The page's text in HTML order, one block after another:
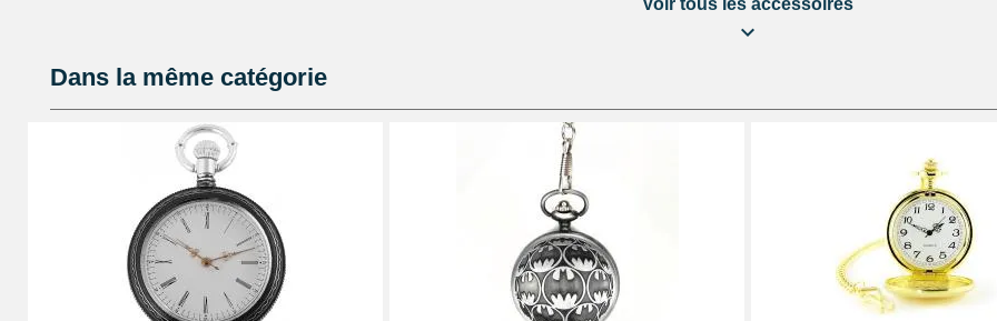
Chainette gousset ou portfeuille 30 cm doré
3,90 €
Chaine montre gousset noire 30 cm
3,90 €
Voir tous les accessoires
Dans la même catégorie